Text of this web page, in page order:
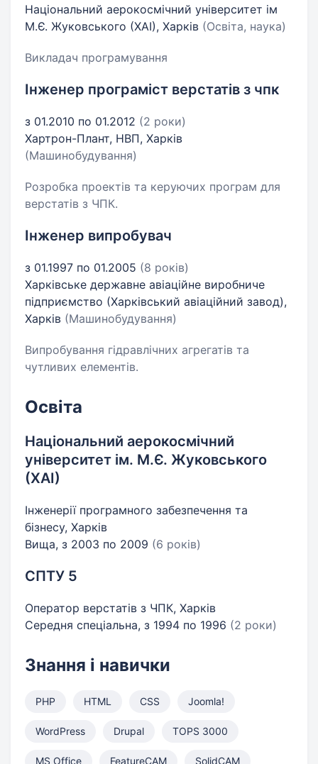
Національний аерокосмічний університет ім
М.Є. Жуковського (ХАІ), Харків (Освіта, наука)
Викладач програмування
Інженер програміст верстатів з чпк
з 01.2010 по 01.2012 (2 роки)
Хартрон-Плант, НВП, Харків
(Машинобудування)
Розробка проектів та керуючих програм для
верстатів з ЧПК.
Інженер випробувач
з 01.1997 по 01.2005 (8 років)
Харківське державне авіаційне виробниче
підприємство (Харківський авіаційний завод),
Харків (Машинобудування)
Випробування гідравлічних агрегатів та
чутливих елементів.
Освіта
Національний аерокосмічний
університет ім. М.Є. Жуковського
(ХАІ)
Інженерії програмного забезпечення та
бізнесу, Харків
Вища, з 2003 по 2009 (6 років)
СПТУ 5
Оператор верстатів з ЧПК, Харків
Середня спеціальна, з 1994 по 1996 (2 роки)
Знання і навички
PHP HTML CSS Joomla!
WordPress Drupal TOPS 3000
MS Office FeatureCAM SolidCAM